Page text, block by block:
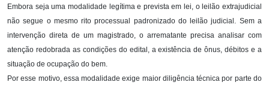
Embora seja uma modalidade legítima e prevista em lei, o leilão extrajudicial
não segue o mesmo rito processual padronizado do leilão judicial. Sem a
intervenção direta de um magistrado, o arrematante precisa analisar com
atenção redobrada as condições do edital, a existência de ônus, débitos e a
situação de ocupação do bem.
Por esse motivo, essa modalidade exige maior diligência técnica por parte do